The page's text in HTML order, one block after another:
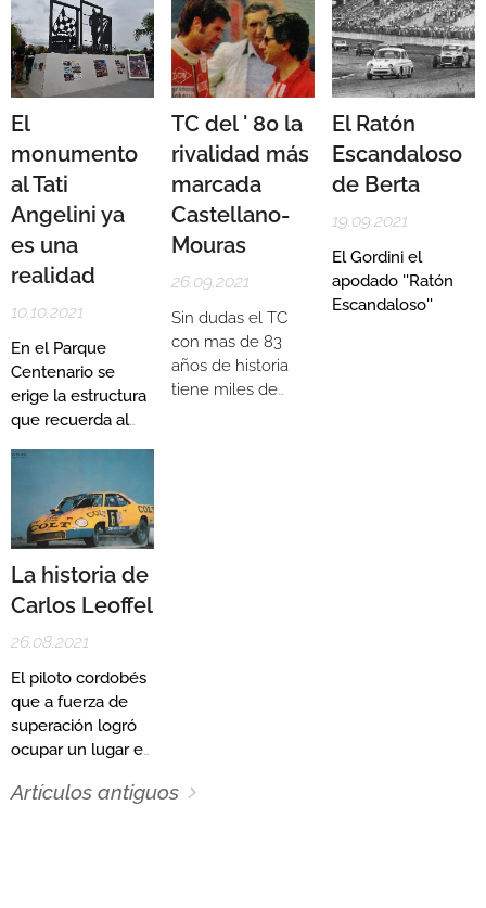
marca del moño
no puede
conseguir
resultados, y si
bien van
solamente dos
carreras, Christian
Ledesma (8vo en
Viedma) y
Santiago Mangoni
(10mo en
Neuquén) son los
ahora.
Sport Salto para
pasar
definitivamente a
los volantes.
El
monumento
al Tati
Angelini ya
es una
realidad
10.10.2021
En el Parque
Centenario se
erige la estructura
que recuerda al
TC del ' 80 la
rivalidad más
marcada
Castellano-
Mouras
26.09.2021
Sin dudas el TC
con mas de 83
años de historia
tiene miles de
El Ratón
Escandaloso
de Berta
19.09.2021
El Gordini el
apodado ''Ratón
Escandaloso''
La historia de
Carlos Leoffel
26.08.2021
El piloto cordobés
que a fuerza de
superación logró
ocupar un lugar en
Artículos antiguos